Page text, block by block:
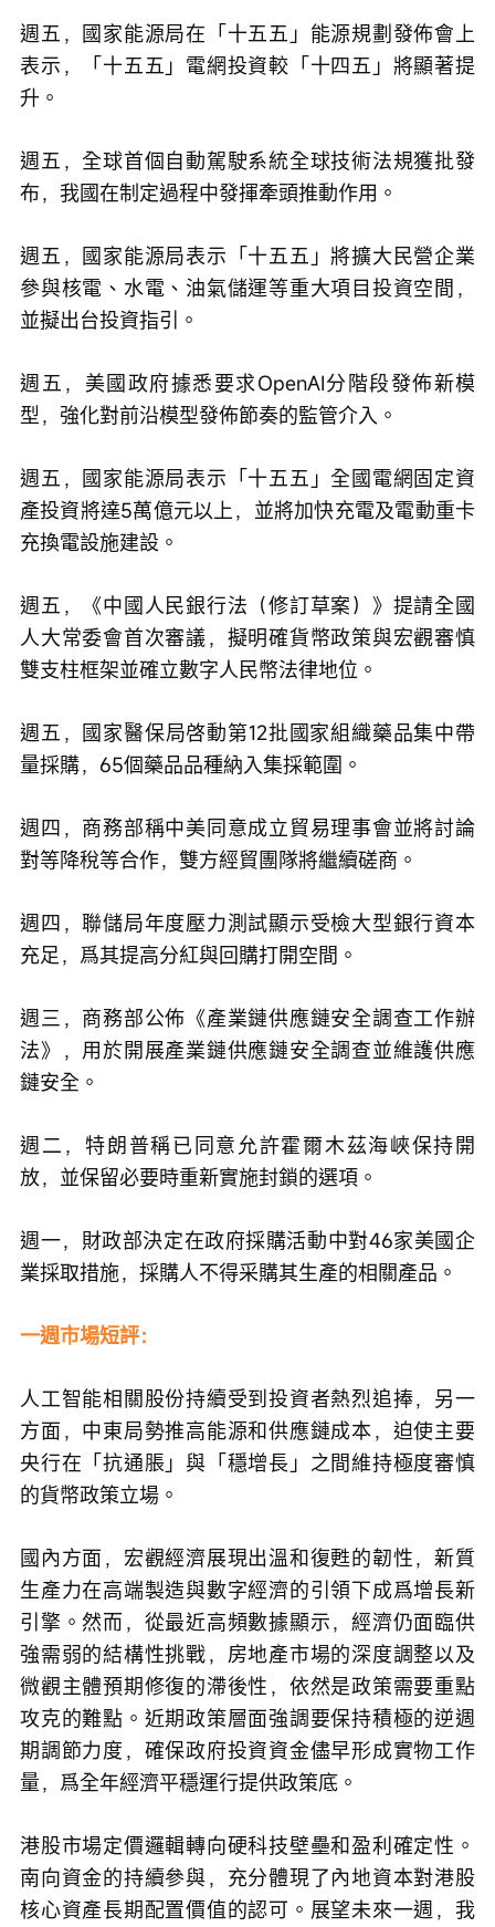
週五，國家能源局在「十五五」能源規劃發佈會上
表示，「十五五」電網投資較「十四五」將顯著提
升。
週五，全球首個自動駕駛系統全球技術法規獲批發
布，我國在制定過程中發揮牽頭推動作用。
週五，國家能源局表示「十五五」將擴大民營企業
參與核電、水電、油氣儲運等重大項目投資空間，
並擬出台投資指引。
週五，美國政府據悉要求OpenAI分階段發佈新模
型，強化對前沿模型發佈節奏的監管介入。
週五，國家能源局表示「十五五」全國電網固定資
產投資將達5萬億元以上，並將加快充電及電動重卡
充換電設施建設。
週五，《中國人民銀行法（修訂草案）》提請全國
人大常委會首次審議，擬明確貨幣政策與宏觀審慎
雙支柱框架並確立數字人民幣法律地位。
週五，國家醫保局啓動第12批國家組織藥品集中帶
量採購，65個藥品品種納入集採範圍。
週四，商務部稱中美同意成立貿易理事會並將討論
對等降稅等合作，雙方經貿團隊將繼續磋商。
週四，聯儲局年度壓力測試顯示受檢大型銀行資本
充足，爲其提高分紅與回購打開空間。
週三，商務部公佈《產業鏈供應鏈安全調查工作辦
法》，用於開展產業鏈供應鏈安全調查並維護供應
鏈安全。
週二，特朗普稱已同意允許霍爾木茲海峽保持開
放，並保留必要時重新實施封鎖的選項。
週一，財政部決定在政府採購活動中對46家美國企
業採取措施，採購人不得采購其生產的相關產品。
一週市場短評：
人工智能相關股份持續受到投資者熱烈追捧，另一
方面，中東局勢推高能源和供應鏈成本，迫使主要
央行在「抗通脹」與「穩增長」之間維持極度審慎
的貨幣政策立場。
國內方面，宏觀經濟展現出溫和復甦的韌性，新質
生產力在高端製造與數字經濟的引領下成爲增長新
引擎。然而，從最近高頻數據顯示，經濟仍面臨供
強需弱的結構性挑戰，房地產市場的深度調整以及
微觀主體預期修復的滯後性，依然是政策需要重點
攻克的難點。近期政策層面強調要保持積極的逆週
期調節力度，確保政府投資資金儘早形成實物工作
量，爲全年經濟平穩運行提供政策底。
港股市場定價邏輯轉向硬科技壁壘和盈利確定性。
南向資金的持續參與，充分體現了內地資本對港股
核心資產長期配置價值的認可。展望未來一週，我